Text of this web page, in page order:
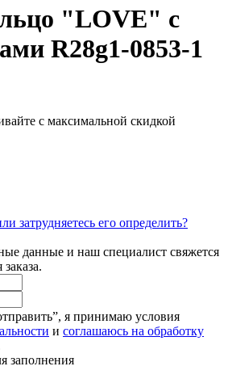
"LOVE" с
R28g1-0853-1
с максимальной скидкой
затрудняетесь его определить?
данные и наш специалист свяжется
я принимаю условия
и соглашаюсь на обработку
заполнения